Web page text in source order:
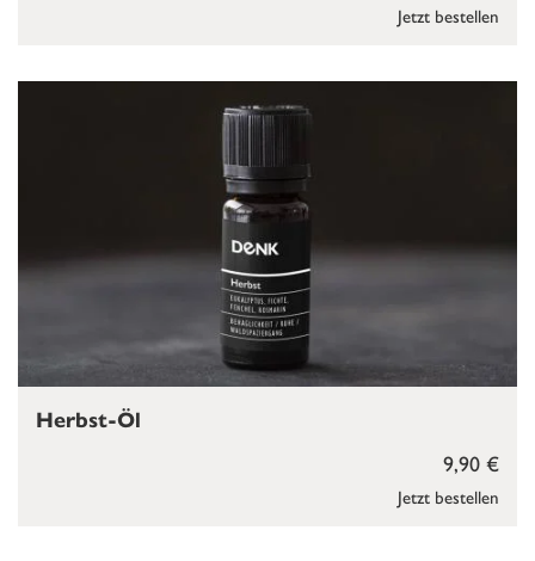
Jetzt bestellen
Jetzt bestellen
9,90 €
Herbst-Öl